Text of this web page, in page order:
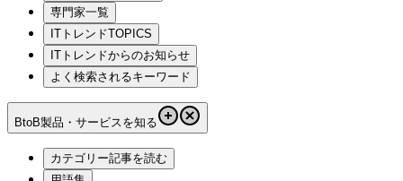
専門家一覧
ITトレンドTOPICS
ITトレンドからのお知らせ
よく検索されるキーワード
BtoB製品・サービスを知る
カテゴリー記事を読む